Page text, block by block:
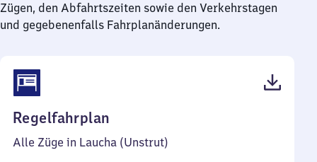
Zügen, den Abfahrtszeiten sowie den Verkehrstagen
und gegebenenfalls Fahrplanänderungen.
Regelfahrplan
39
Alle Züge in Laucha (Unstrut)